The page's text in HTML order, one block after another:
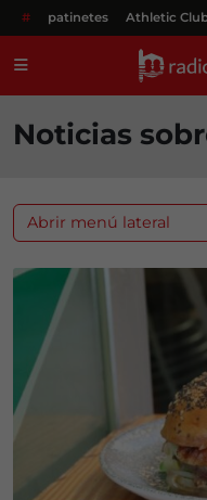
# patinetes Athletic
Noticias
Abrir menú lateral